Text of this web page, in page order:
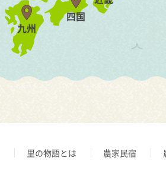
四国
九州
里の物語とは 農家民宿